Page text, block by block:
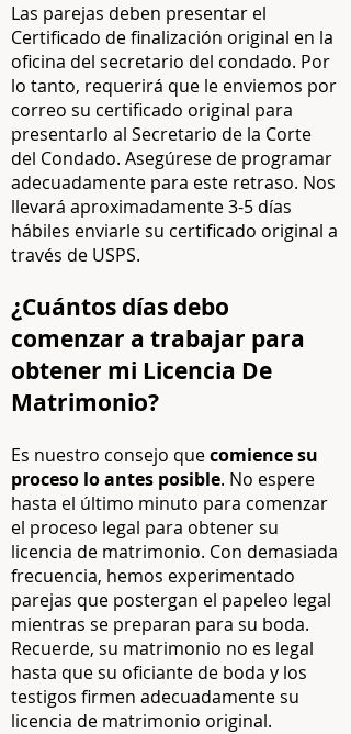
Las parejas deben presentar el
Certificado de finalización original en la
oficina del secretario del condado. Por
lo tanto, requerirá que le enviemos por
correo su certificado original para
presentarlo al Secretario de la Corte
del Condado. Asegúrese de programar
adecuadamente para este retraso. Nos
llevará aproximadamente 3-5 días
hábiles enviarle su certificado original a
través de USPS.
¿Cuántos días debo
comenzar a trabajar para
obtener mi Licencia De
Matrimonio?
Es nuestro consejo quecomience su
proceso lo antes posible. No espere
hasta el último minuto para comenzar
el proceso legal para obtener su
licencia de matrimonio. Con demasiada
frecuencia, hemos experimentado
parejas que postergan el papeleo legal
mientras se preparan para su boda.
Recuerde, su matrimonio no es legal
hasta que su oficiante de boda y los
testigos firmen adecuadamente su
licencia de matrimonio original.